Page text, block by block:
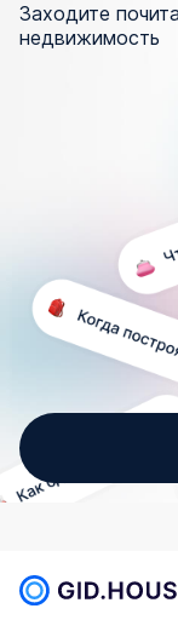
Заходите
недвижимость